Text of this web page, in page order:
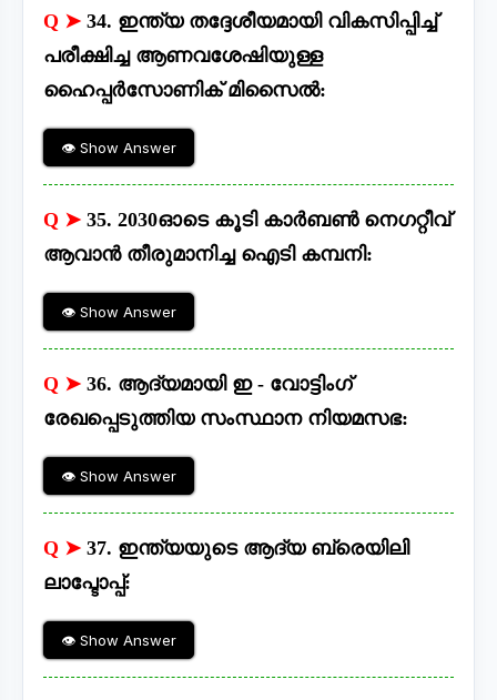
Q ➤ 34. ഇന്ത്യ തദ്ദേശീയമായി വികസിപ്പിച്ച്
പരീക്ഷിച്ച ആണവശേഷിയുള്ള
ഹൈപ്പർസോണിക് മിസൈൽ:
👁 Show Answer
Q ➤ 35. 2030ഓടെ കൂടി കാർബൺ നെഗറ്റീവ്
ആവാൻ തീരുമാനിച്ച ഐടി കമ്പനി:
👁 Show Answer
Q ➤ 36. ആദ്യമായി ഇ - വോട്ടിംഗ്
രേഖപ്പെടുത്തിയ സംസ്ഥാന നിയമസഭ:
👁 Show Answer
Q ➤ 37. ഇന്ത്യയുടെ ആദ്യ ബ്രെയിലി
ലാപ്ടോപ്പ്:
👁 Show Answer